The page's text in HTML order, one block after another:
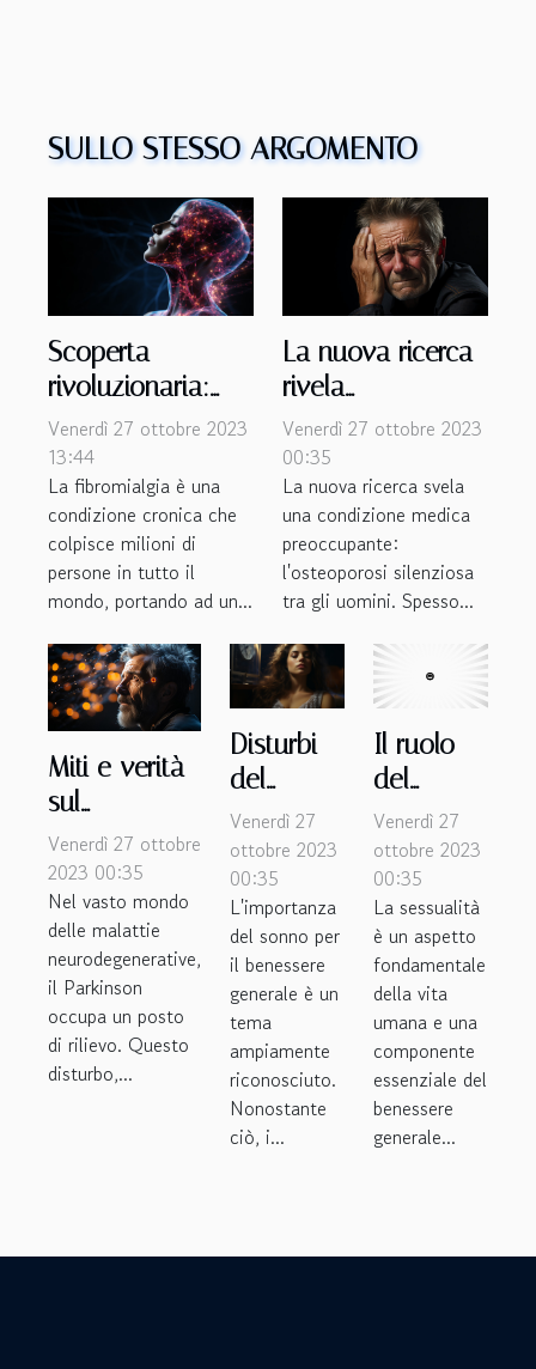
SULLO STESSO ARGOMENTO
Scoperta
rivoluzionaria:
Fibromialgia e le
nuove terapie
Venerdì 27 ottobre 2023
13:44
La fibromialgia è una
condizione cronica che
colpisce milioni di
persone in tutto il
mondo, portando ad un...
La nuova ricerca
rivela
l'osteoporosi
silenziosa tra gli
uomini
Venerdì 27 ottobre 2023
00:35
La nuova ricerca svela
una condizione medica
preoccupante:
l'osteoporosi silenziosa
tra gli uomini. Spesso...
Miti e verità
sul
Parkinson:
conoscere
per
combattere
Venerdì 27 ottobre
2023 00:35
Nel vasto mondo
delle malattie
neurodegenerative,
il Parkinson
occupa un posto
di rilievo. Questo
disturbo,...
Disturbi
del
sonno,
l'effetto
silenzioso
sulla tua
salute
Venerdì 27
ottobre 2023
00:35
L'importanza
del sonno per
il benessere
generale è un
tema
ampiamente
riconosciuto.
Nonostante
ciò, i...
Il ruolo
del
desiderio
nella
salute
sessuale
Venerdì 27
ottobre 2023
00:35
La sessualità
è un aspetto
fondamentale
della vita
umana e una
componente
essenziale del
benessere
generale...